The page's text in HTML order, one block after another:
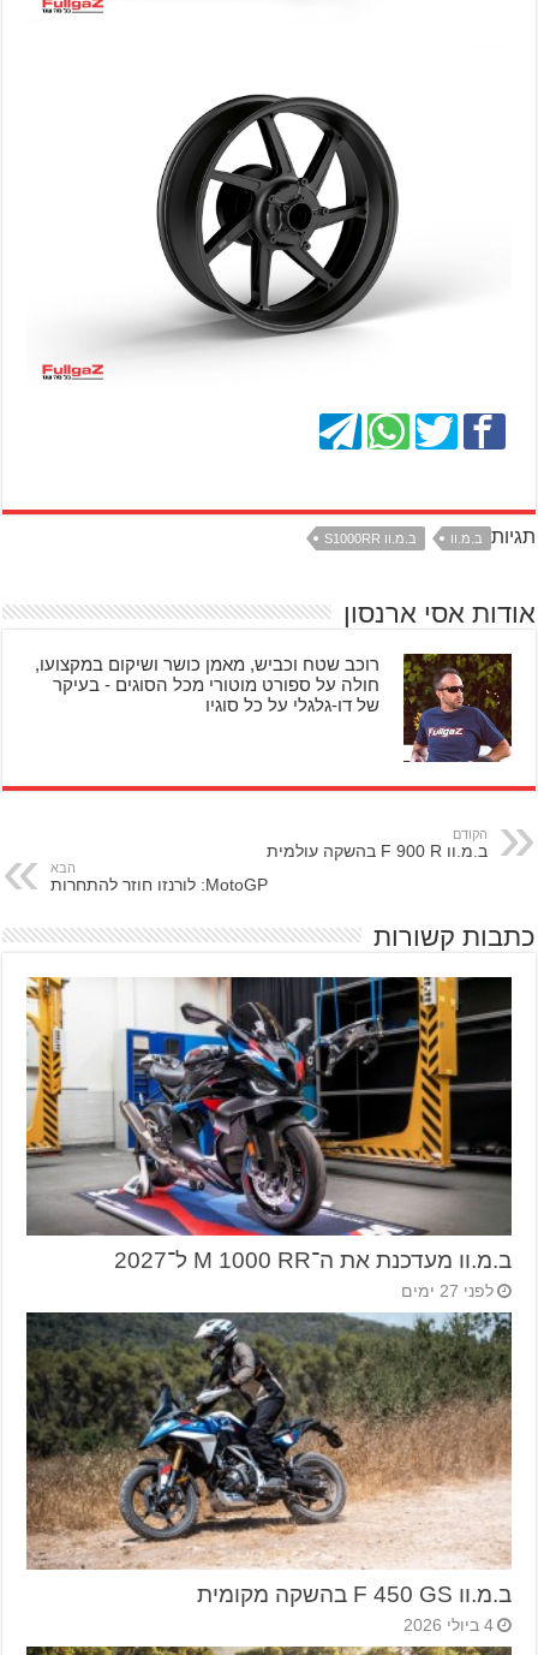
תגיות ב.מ.וו ב.מ.וו S1000RR
אודות אסי ארנסון
רוכב שטח וכביש, מאמן כושר ושיקום במקצועו,
חולה על ספורט מוטורי מכל הסוגים - בעיקר
של דו-גלגלי על כל סוגיו
הקודם
ב.מ.וו F 900 R בהשקה עולמית
הבא
MotoGP: לורנזו חוזר להתחרות
כתבות קשורות
ב.מ.וו מעדכנת את ה־M 1000 RR ל־2027
לפני 27 ימים
ב.מ.וו F 450 GS בהשקה מקומית
4 ביולי 2026